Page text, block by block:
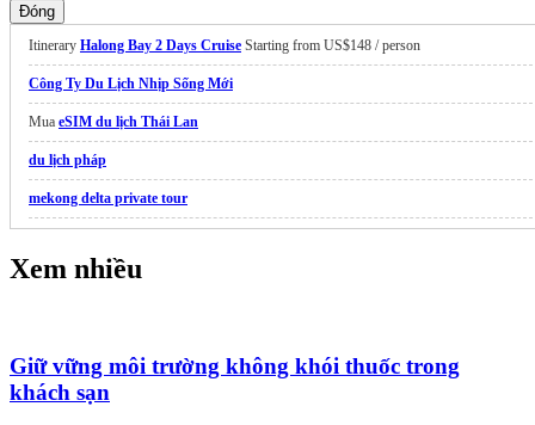
Đóng
Itinerary Halong Bay 2 Days Cruise Starting from US$148 / person
Công Ty Du Lịch Nhịp Sống Mới
Mua eSIM du lịch Thái Lan
du lịch pháp
mekong delta private tour
VietKolorscan gio tours
Vinhomes hạ long xanh
Xem nhiều
Giữ vững môi trường không khói thuốc trong
khách sạn